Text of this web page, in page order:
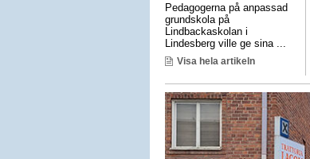
Pedagogerna på anpassad
grundskola på
Lindbackaskolan i
Lindesberg ville ge sina ...
Visa hela artikeln